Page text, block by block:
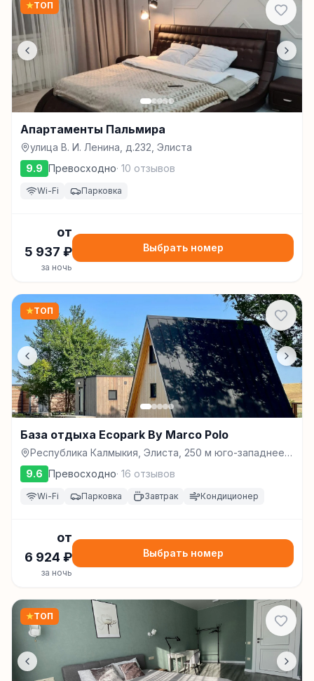
★ТОП
Апартаменты Пальмира
улица В. И. Ленина, д.232, Элиста
9.9 Превосходно· 10 отзывов
Wi-Fi Парковка
от
5 937 ₽
за ночь
Выбрать номер
★ТОП
База отдыха Ecopark By Marco Polo
Республика Калмыкия, Элиста, 250 м юго-западнее
Сити-Чесс, Элиста
9.6 Превосходно· 16 отзывов
Wi-Fi Парковка Завтрак Кондиционер
от
6 924 ₽
за ночь
Выбрать номер
★ТОП